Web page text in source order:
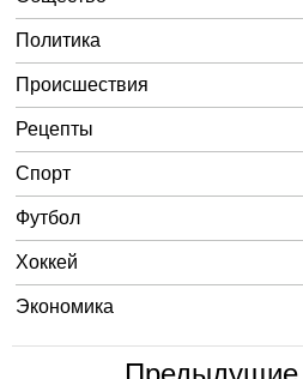
Политика
Происшествия
Рецепты
Спорт
Футбол
Хоккей
Экономика